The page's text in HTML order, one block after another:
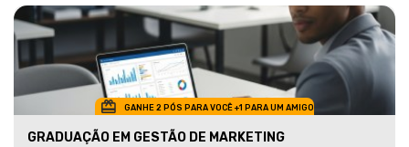
GANHE 2 PÓS PARA VOCÊ +1 PARA UM AMIGO
GRADUAÇÃO EM GESTÃO DE MARKETING